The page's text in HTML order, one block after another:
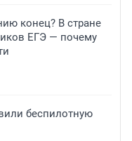
конец? В стране
ЕГЭ — почему
беспилотную